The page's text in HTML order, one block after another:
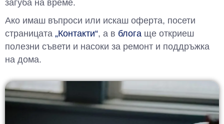
загуба на време.
Ако имаш въпроси или искаш оферта, посети
страницата „Контакти“, а в блога ще откриеш
полезни съвети и насоки за ремонт и поддръжка
на дома.